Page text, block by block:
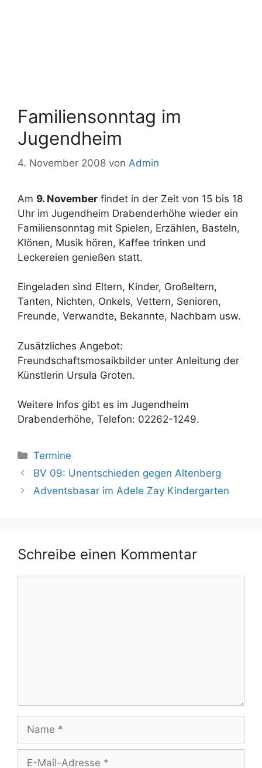
Familiensonntag im
Jugendheim
4. November 2008 von Admin
Am 9. November findet in der Zeit von 15 bis 18
Uhr im Jugendheim Drabenderhöhe wieder ein
Familiensonntag mit Spielen, Erzählen, Basteln,
Klönen, Musik hören, Kaffee trinken und
Leckereien genießen statt.
Eingeladen sind Eltern, Kinder, Großeltern,
Tanten, Nichten, Onkels, Vettern, Senioren,
Freunde, Verwandte, Bekannte, Nachbarn usw.
Zusätzliches Angebot:
Freundschaftsmosaikbilder unter Anleitung der
Künstlerin Ursula Groten.
Weitere Infos gibt es im Jugendheim
Drabenderhöhe, Telefon: 02262-1249.
Kategorien
Termine
BV 09: Unentschieden gegen Altenberg
Adventsbasar im Adele Zay Kindergarten
Schreibe einen Kommentar
Name